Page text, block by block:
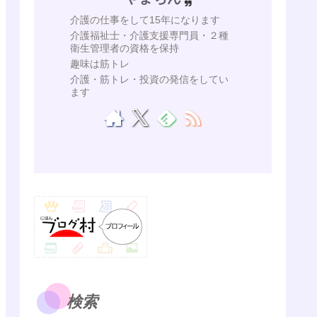
介護の仕事をして15年になります
介護福祉士・介護支援専門員・２種
衛生管理者の資格を保持
趣味は筋トレ
介護・筋トレ・投資の発信をしてい
ます
検索